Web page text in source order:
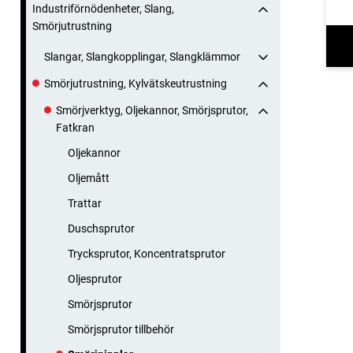
Industriförnödenheter, Slang,
Smörjutrustning
Slangar, Slangkopplingar, Slangklämmor
Smörjutrustning, Kylvätskeutrustning
Smörjverktyg, Oljekannor, Smörjsprutor,
Fatkran
Oljekannor
Oljemått
Trattar
Duschsprutor
Trycksprutor, Koncentratsprutor
Oljesprutor
Smörjsprutor
Smörjsprutor tillbehör